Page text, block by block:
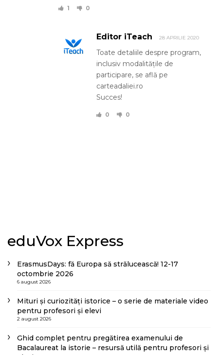
1 0
Editor iTeach 28 APRILIE 2020
Toate detaliile despre program,
inclusiv modalitățile de
participare, se află pe
carteadaliei.ro
Succes!
0 0
eduVox Express
ErasmusDays: fă Europa să strălucească! 12-17
octombrie 2026
6 august 2026
Mituri și curiozități istorice – o serie de materiale video
pentru profesori și elevi
2 august 2026
Ghid complet pentru pregătirea examenului de
Bacalaureat la istorie – resursă utilă pentru profesori și